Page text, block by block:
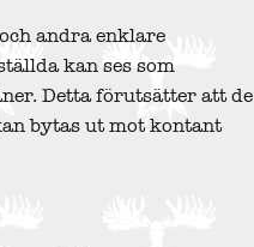
andra enklare
kan ses som
Detta förutsätter att de
bytas ut mot kontant